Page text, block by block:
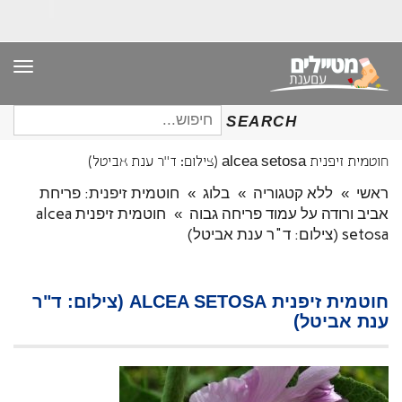
SEARCH
חיפוש
עבור:
חוטמית זיפנית alcea setosa (צילום: ד"ר ענת אביטל)
ראשי » ללא קטגוריה » בלוג » חוטמית זיפנית: פריחת
אביב ורודה על עמוד פריחה גבוה »
חוטמית זיפנית alcea
setosa (צילום: ד"ר ענת אביטל)
חוטמית זיפנית ALCEA SETOSA (צילום: ד"ר
ענת אביטל)